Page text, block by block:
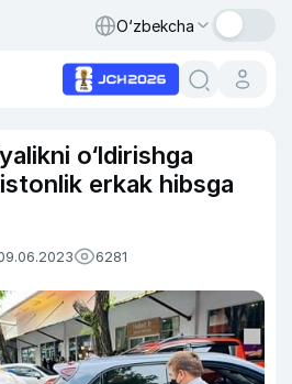
O‘zbekcha
o‘ldirishga
erkak hibsga
6281